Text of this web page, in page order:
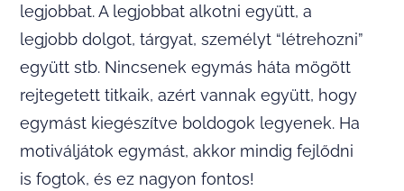
legjobbat. A legjobbat alkotni együtt, a
legjobb dolgot, tárgyat, személyt “létrehozni”
együtt stb. Nincsenek egymás háta mögött
rejtegetett titkaik, azért vannak együtt, hogy
egymást kiegészítve boldogok legyenek. Ha
motiváljátok egymást, akkor mindig fejlődni
is fogtok, és ez nagyon fontos!